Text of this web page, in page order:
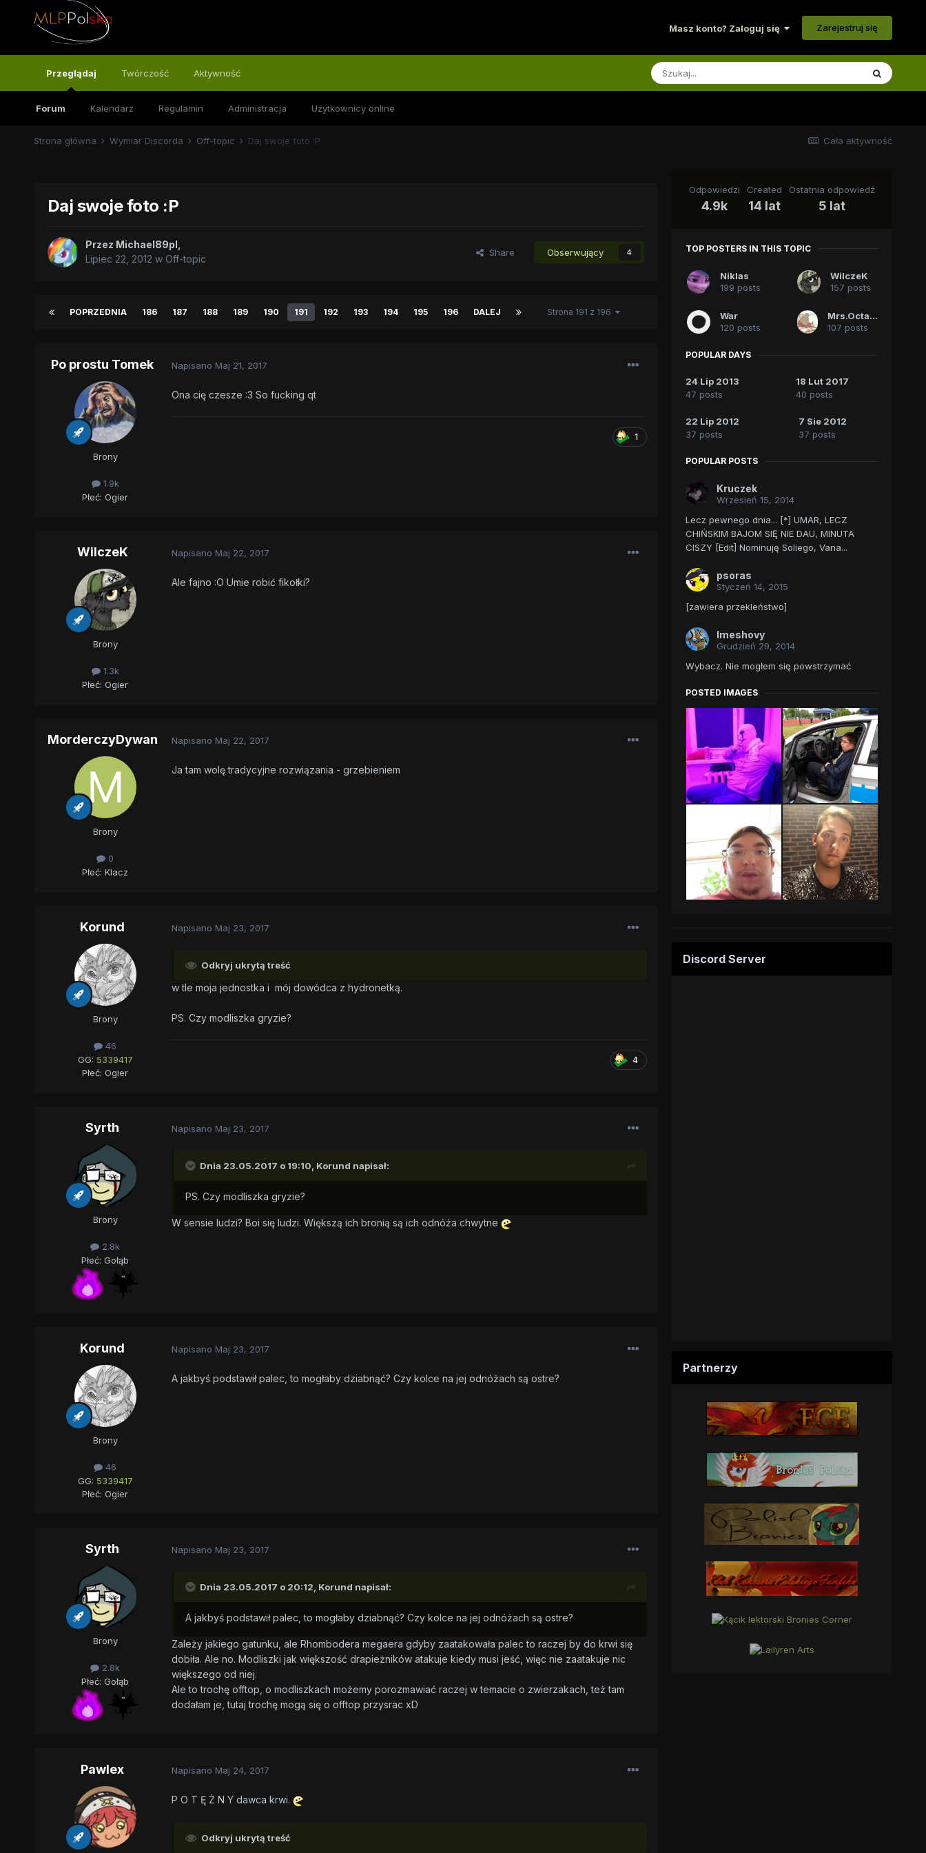
Masz konto? Zaloguj się Zarejestruj się
Przeglądaj
Forum Kalendarz Regulamin Administracja Użytkownicy online
Twórczość Aktywność
Cała aktywność
Strona główna Wymiar Discorda Off-topic Daj swoje foto :P
Daj swoje foto :P
Przez Michael89pl
Lipiec 22, 2012 w Off-topic
Share Obserwujący 4
POPRZEDNIA 186 187 188 189 190 191 192 193 194 195 196 DALEJ Strona 191 z 196
Po prostu Tomek
Brony
1.9k
Płeć: Ogier
Napisano Maj 21, 2017
Ona cię czesze :3 So fucking qt
1
WilczeK
Brony
1.3k
Płeć: Ogier
Napisano Maj 22, 2017
Ale fajno :O Umie robić fikołki?
MorderczyDywan
Brony
0
Płeć: Klacz
Napisano Maj 22, 2017
Ja tam wolę tradycyjne rozwiązania - grzebieniem
Korund
Brony
46
GG: 5339417
Płeć: Ogier
Napisano Maj 23, 2017
Odkryj ukrytą treść
w tle moja jednostka i mój dowódca z hydronetką.
PS. Czy modliszka gryzie?
4
Syrth
Brony
2.8k
Płeć: Gołąb
Napisano Maj 23, 2017
Dnia 23.05.2017 o 19:10, Korund napisał:
PS. Czy modliszka gryzie?
W sensie ludzi? Boi się ludzi. Większą ich bronią są ich odnóża chwytne
Korund
Brony
46
GG: 5339417
Płeć: Ogier
Napisano Maj 23, 2017
A jakbyś podstawił palec, to mogłaby dziabnąć? Czy kolce na jej odnóżach są ostre?
Syrth
Brony
2.8k
Płeć: Gołąb
Napisano Maj 23, 2017
Dnia 23.05.2017 o 20:12, Korund napisał:
A jakbyś podstawił palec, to mogłaby dziabnąć? Czy kolce na jej odnóżach są ostre?
Zależy jakiego gatunku, ale Rhombodera megaera gdyby zaatakowała palec to raczej by do krwi się
dobiła. Ale no. Modliszki jak większość drapieżników atakuje kiedy musi jeść, więc nie zaatakuje nic
większego od niej.
Ale to trochę offtop, o modliszkach możemy porozmawiać raczej w temacie o zwierzakach, też tam
dodałam je, tutaj trochę mogą się o offtop przysrac xD
Pawlex Napisano Maj 24, 2017
P O T Ę Ż N Y dawca krwi.
Odkryj ukrytą treść
Odpowiedzi
4.9k
Created
14 lat
Ostatnia odpowiedź
5 lat
TOP POSTERS IN THIS TOPIC
Niklas
199 posts
WilczeK
157 posts
War
120 posts
Mrs.Octavia
107 posts
POPULAR DAYS
24 Lip 2013
47 posts
18 Lut 2017
40 posts
22 Lip 2012
37 posts
7 Sie 2012
37 posts
POPULAR POSTS
Kruczek
Wrzesień 15, 2014
Lecz pewnego dnia... [*] UMAR, LECZ
CHIŃSKIM BAJOM SIĘ NIE DAU, MINUTA
CISZY [Edit] Nominuję Soliego, Vana...
psoras
Styczeń 14, 2015
[zawiera przekleństwo]
Imeshovy
Grudzień 29, 2014
Wybacz. Nie mogłem się powstrzymać
POSTED IMAGES
Discord Server
Partnerzy